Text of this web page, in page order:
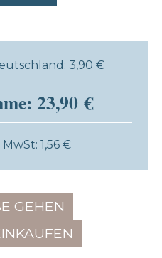
3,90 €
23,90 €
1,56 €
GEHEN